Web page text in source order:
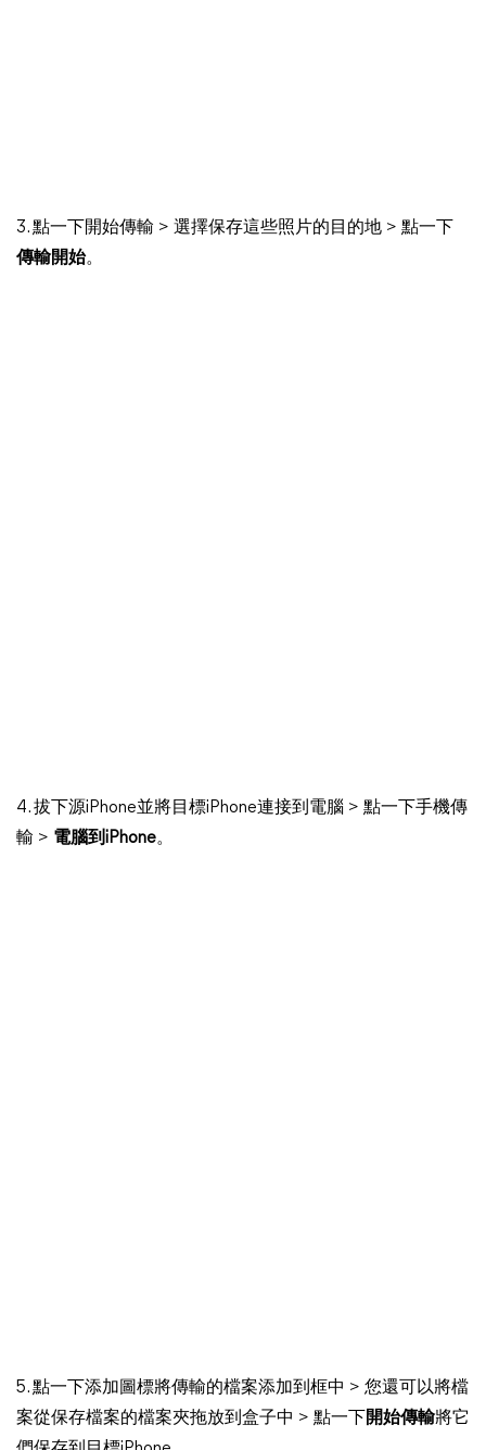
3. 點一下開始傳輸 > 選擇保存這些照片的目的地 > 點一下
傳輸開始。
4. 拔下源iPhone並將目標iPhone連接到電腦 > 點一下手機傳
輸 > 電腦到iPhone。
5. 點一下添加圖標將傳輸的檔案添加到框中 > 您還可以將檔
案從保存檔案的檔案夾拖放到盒子中 > 點一下 開始傳輸將它